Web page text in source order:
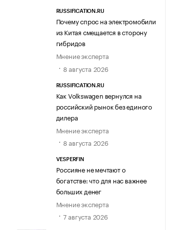
RUSSIFICATION.RU
Почему спрос на электромобили
из Китая смещается в сторону
гибридов
Мнение эксперта
8 августа 2026
RUSSIFICATION.RU
Как Volkswagen вернулся на
российский рынок без единого
дилера
Мнение эксперта
8 августа 2026
VESPERFIN
Россияне не мечтают о
богатстве: что для нас важнее
больших денег
Мнение эксперта
7 августа 2026